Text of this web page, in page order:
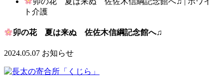
ト介護
卯の花 夏は来ぬ 佐佐木信綱記念館へ♫
2024.05.07 お知らせ